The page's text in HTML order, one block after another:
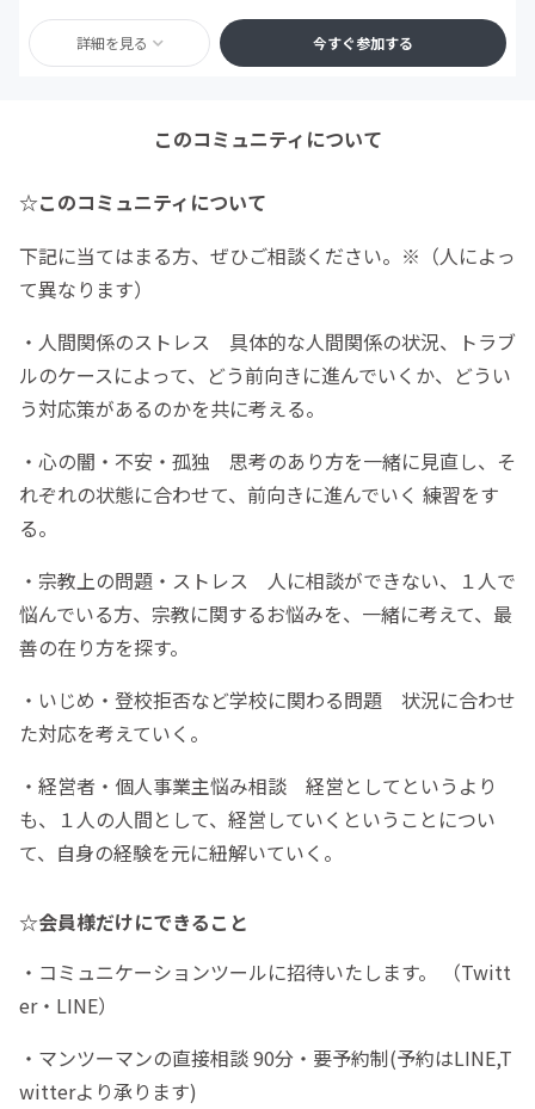
詳細を見る 今すぐ参加する
このコミュニティについて
☆このコミュニティについて
下記に当てはまる方、ぜひご相談ください。※（人によっ
て異なります）
・人間関係のストレス 具体的な人間関係の状況、トラブ
ルのケースによって、どう前向きに進んでいくか、どうい
う対応策があるのかを共に考える。
・心の闇・不安・孤独 思考のあり方を一緒に見直し、そ
れぞれの状態に合わせて、前向きに進んでいく 練習をす
る。
・宗教上の問題・ストレス 人に相談ができない、１人で
悩んでいる方、宗教に関するお悩みを、一緒に考えて、最
善の在り方を探す。
・いじめ・登校拒否など学校に関わる問題 状況に合わせ
た対応を考えていく。
・経営者・個人事業主悩み相談 経営としてというより
も、１人の人間として、経営していくということについ
て、自身の経験を元に紐解いていく。
☆会員様だけにできること
・コミュニケーションツールに招待いたします。 （Twitt
er・LINE）
・マンツーマンの直接相談 90分・要予約制(予約はLINE,T
witterより承ります)